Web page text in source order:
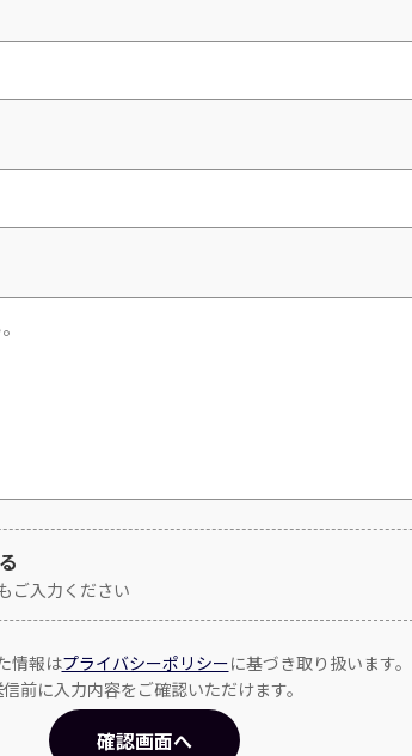
ご入力ください
情報はプライバシーポリシーに基づき取り扱います。
信前に入力内容をご確認いただけます。
確認画面へ